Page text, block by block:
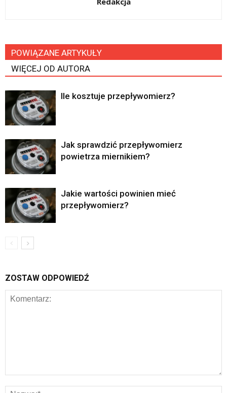
POWIĄZANE ARTYKUŁY
WIĘCEJ OD AUTORA
Ile kosztuje przepływomierz?
Jak sprawdzić przepływomierz
powietrza miernikiem?
Jakie wartości powinien mieć
przepływomierz?
ZOSTAW ODPOWIEDŹ